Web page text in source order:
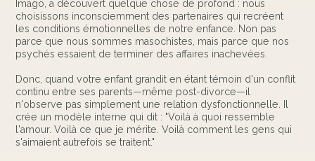
Imago, a découvert quelque chose de profond : nous
choisissons inconsciemment des partenaires qui recréent
les conditions émotionnelles de notre enfance. Non pas
parce que nous sommes masochistes, mais parce que nos
psychés essaient de terminer des affaires inachevées.
Donc, quand votre enfant grandit en étant témoin d'un conflit
continu entre ses parents—même post-divorce—il
n'observe pas simplement une relation dysfonctionnelle. Il
crée un modèle interne qui dit : "Voilà à quoi ressemble
l'amour. Voilà ce que je mérite. Voilà comment les gens qui
s'aimaient autrefois se traitent."